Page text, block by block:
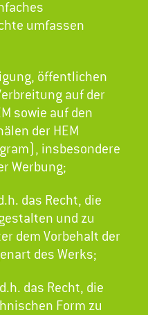
umfassen
öffentlichen
auf der
sowie auf den
der HEM
insbesondere
Werbung;
das Recht, die
und zu
dem Vorbehalt der
des Werks;
das Recht, die
Form zu